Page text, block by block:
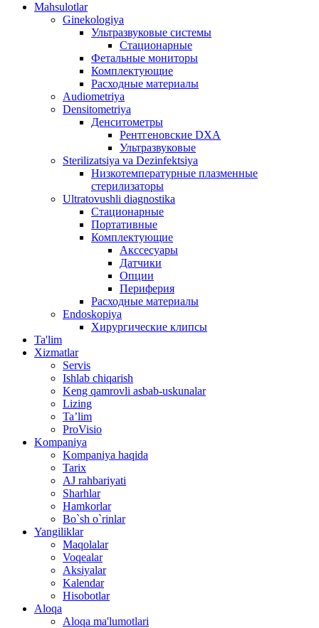
Mahsulotlar
Ginekologiya
Ультразвуковые системы
Стационарные
Фетальные мониторы
Комплектующие
Расходные материалы
Audiometriya
Densitometriya
Денситометры
Рентгеновские DXA
Ультразвуковые
Sterilizatsiya va Dezinfektsiya
Низкотемпературные плазменные
стерилизаторы
Ultratovushli diagnostika
Стационарные
Портативные
Комплектующие
Акссесуары
Датчики
Опции
Периферия
Расходные материалы
Endoskopiya
Хирургические клипсы
Ta'lim
Xizmatlar
Servis
Ishlab chiqarish
Keng qamrovli asbab-uskunalar
Lizing
Ta’lim
ProVisio
Kompaniya
Kompaniya haqida
Tarix
AJ rahbariyati
Sharhlar
Hamkorlar
Bo`sh o`rinlar
Yangiliklar
Maqolalar
Voqealar
Aksiyalar
Kalendar
Hisobotlar
Aloqa
Aloqa ma'lumotlari